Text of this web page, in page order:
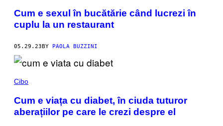
Cum e sexul în bucătărie când lucrezi în
cuplu la un restaurant
05.29.23 BY PAOLA BUZZINI
Cibo
Cum e viața cu diabet, în ciuda tuturor
aberațiilor pe care le crezi despre el